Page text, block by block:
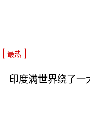
最热
印度满世界绕了一